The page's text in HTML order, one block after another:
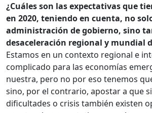
¿Cuáles son las expectativas que
en 2020, teniendo en cuenta, no
administración de gobierno, sino
desaceleración regional y mundial
Estamos en un contexto regional e
complicado para las economías
nuestra, pero no por eso tenemos
sino, por el contrario, apostar a que
dificultades o crisis también existen